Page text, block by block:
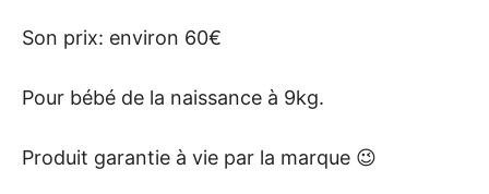
Son prix: environ 60€
Pour bébé de la naissance à 9kg.
Produit garantie à vie par la marque 😉